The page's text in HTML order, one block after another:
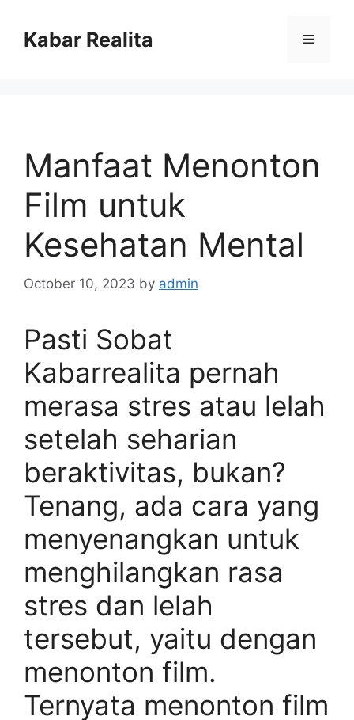
contentKabar Realita Menu
Manfaat Menonton
Film untuk
Kesehatan Mental
October 10, 2023 by admin
Pasti Sobat
Kabarrealita pernah
merasa stres atau lelah
setelah seharian
beraktivitas, bukan?
Tenang, ada cara yang
menyenangkan untuk
menghilangkan rasa
stres dan lelah
tersebut, yaitu dengan
menonton film.
Ternyata menonton film